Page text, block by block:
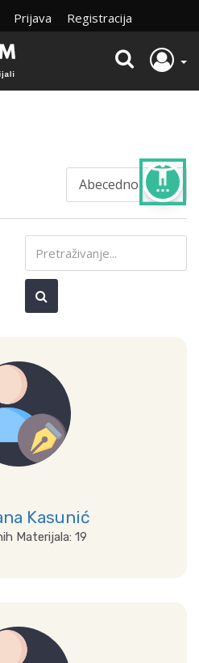
settings_accessibility
Prijava Registracija
Kasunić
Materijala: 19
sve